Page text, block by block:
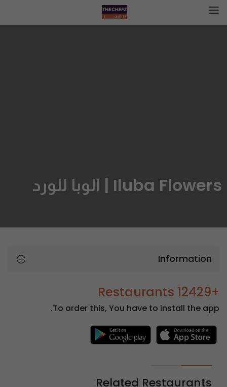
Iluba Flowers | الوبا للورد
Information
+12429 Restaurants
To order this, You have to install the app.
Related Restaurants